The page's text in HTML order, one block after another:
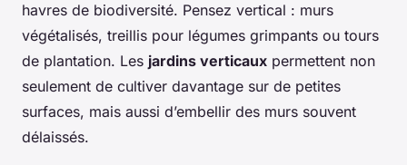
havres de biodiversité. Pensez vertical : murs
végétalisés, treillis pour légumes grimpants ou tours
de plantation. Les jardins verticaux permettent non
seulement de cultiver davantage sur de petites
surfaces, mais aussi d’embellir des murs souvent
délaissés.